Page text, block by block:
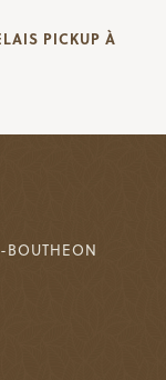
PICKUP À
BOUTHEON